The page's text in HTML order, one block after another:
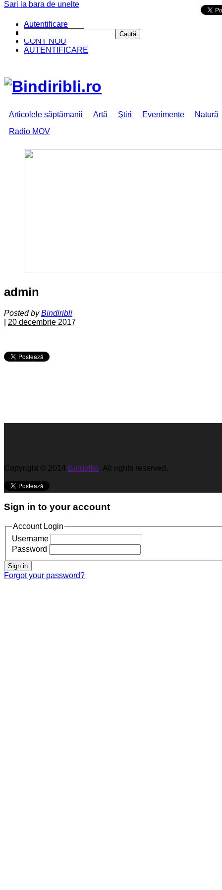
CINE SUNTEM?
CONT NOU
AUTENTIFICARE
Articolele săptămanii Artă Ştiri Evenimente
Natură
Radio MOV
admin
Posted byBindiribli
20 decembrie 2017
Copyright © 2014 Bindiribli. All rights reserved.
Sign in to your account
Account Login
Username
Password
Sign in
Forgot your password?
Sari la bara de unelte
Autentificare
Caută